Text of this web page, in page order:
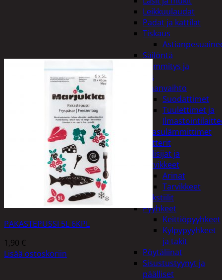
Leikkuulaudat
Padat ja kattilat
Tiskaus
Säilöntä
Kodin lämmitys ja
tuuletus
Ilmanvaihto
Suodattimet
Tuulettimet ja
Kaasulämmittimet
Patterit
Tulisijat ja
tarvikkeet
Arinat
Tarvikkeet
Kodintekstiilit
Pyyhkeet
Keittiöpyyhkeet
Kylpypyyhkeet
ja takit
Pöytäliinat
Sisustustyynyt ja
päälliset
PAKASTEPUSSI 5L 6KPL
1,90 €
Lisää ostoskoriin